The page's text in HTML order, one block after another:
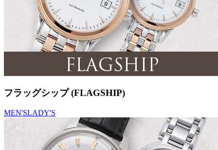
フラッグシップ (FLAGSHIP)
MEN'SLADY'S